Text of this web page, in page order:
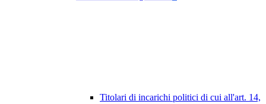
Titolari di incarichi politici di cui all'art. 14,